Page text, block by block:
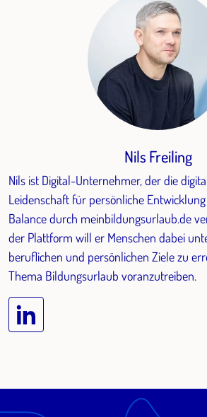
Nils Freiling
Nils ist Digital-Unternehmer, der die
Leidenschaft für persönliche
Balance durch meinbildungsurlaub.de
der Plattform will er Menschen dabei
beruflichen und persönlichen Ziele zu
Thema Bildungsurlaub voranzutreiben.